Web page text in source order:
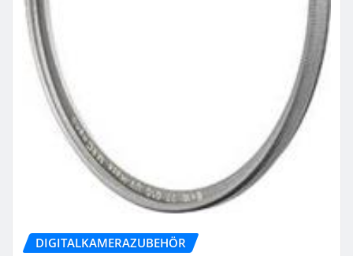
DIGITALKAMERAZUBEHÖR